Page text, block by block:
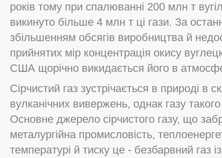
років тому при спалюванні 200 млн т
викинуто більше 4 млн т ці гази. За
збільшенням обсягів виробництва й
прийнятих мір концентрація окису
США щорічно викидається його в
Сірчистий газ зустрічається в природі в
вулканічних вивержень, однак газу
Основне джерело сірчистого газу, що
металургійна промисловість,
температурі й тиску це - безбарвний газ